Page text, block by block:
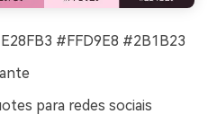
#FFD9E8 #2B1B23
para redes sociais